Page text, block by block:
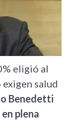
eligió al
salud
Benedetti
plena